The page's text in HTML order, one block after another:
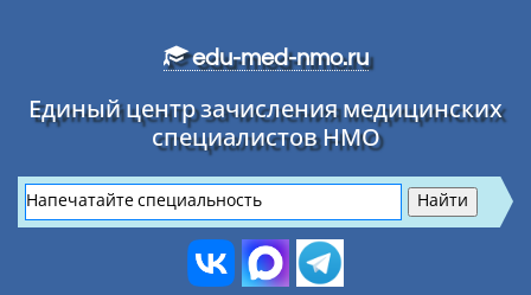
edu-med-nmo.ru
Единый центр зачисления медицинских
специалистов НМО